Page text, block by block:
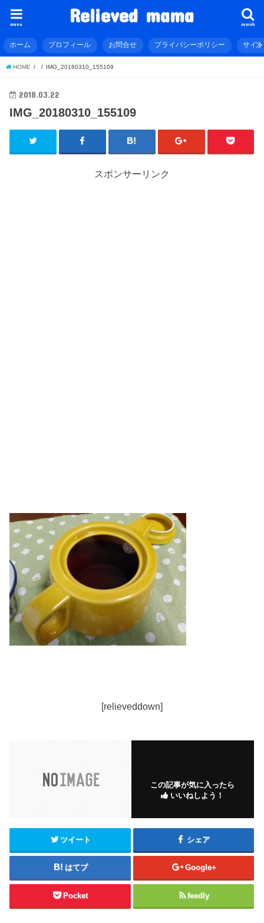
Relieved mama search
menu
ホーム プロフィール お問合せ プライバシーポリシー サイ
HOME IMG_20180310_155109
2018.03.22
IMG_20180310_155109
スポンサーリンク
[relieveddown]
この記事が気に入ったら
いいねしよう！
ツイート シェア
はてブ Google+
Pocket feedly